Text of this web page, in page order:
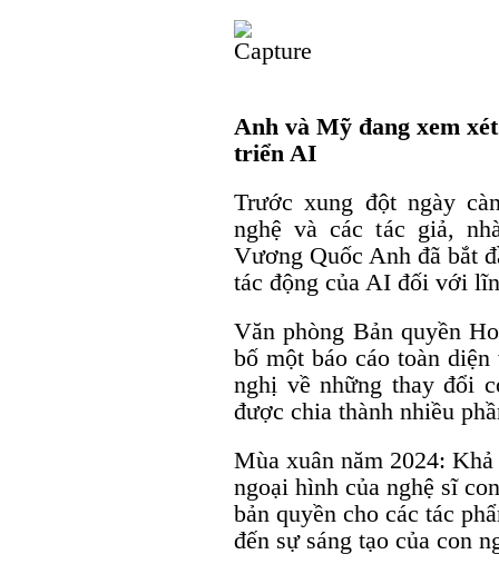
Anh và Mỹ đang xem
triển AI
Trước xung đột ngày
nghệ và các tác giả,
Vương Quốc Anh đã bắt
tác động của AI đối với
Văn phòng Bản quyền
bố một báo cáo toàn
nghị về những thay đổi
được chia thành nhiều
Mùa xuân năm 2024:
ngoại hình của nghệ sĩ
bản quyền cho các tác
đến sự sáng tạo của con